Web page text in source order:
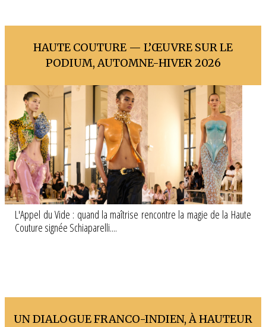
HAUTE COUTURE — L’ŒUVRE SUR LE
PODIUM, AUTOMNE-HIVER 2026
L'Appel du Vide : quand la maîtrise rencontre la magie de la Haute
Couture signée Schiaparelli....
UN DIALOGUE FRANCO-INDIEN, À HAUTEUR